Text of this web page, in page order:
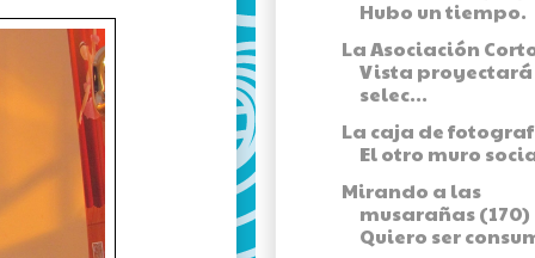
Hubo un tiempo.
La Asociación
Vista
selec...
La caja de
El otro muro
Mirando a las
musarañas (170)
Quiero ser